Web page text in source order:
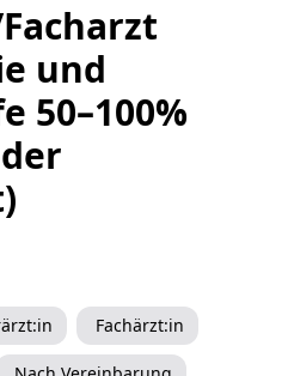
und
50–100%
Fachärzt:in